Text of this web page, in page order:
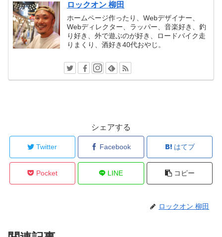
ロックオン 柳田
ホームページ作ったり、Webデザイナー、
Webディレクター、ラッパー、音楽好き、釣
り好き、外で遊ぶのが好き、ロードバイク走
りまくり、酒好き40代おやじ。
シェアする
Twitter Facebook はてブ
Pocket LINE コピー
ロックオン 柳田